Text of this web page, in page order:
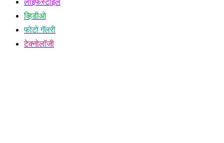
लाईफस्टाईल
व्हिडीओ
फोटो गॅलरी
टेक्नोलॉजी